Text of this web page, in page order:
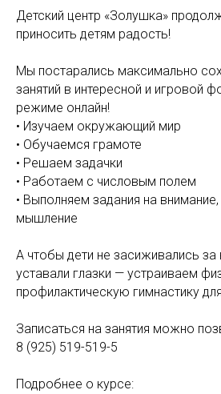
Детский центр «Золушка»
приносить детям радость!
Мы постарались максимально
занятий в интересной и игровой
режиме онлайн!
• Изучаем окружающий мир
• Обучаемся грамоте
• Решаем задачки
• Работаем с числовым полем
• Выполняем задания на внимание,
мышление
А чтобы дети не засиживались
уставали глазки — устраиваем
профилактическую гимнастику
Записаться на занятия можно
8 (925) 519-519-5
Подробнее о курсе: